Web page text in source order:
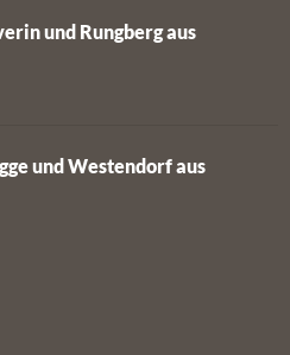
und Rungberg aus
und Westendorf aus